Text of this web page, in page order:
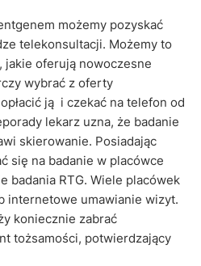
możemy pozyskać
telekonsultacji. Możemy to
jakie oferują nowoczesne
wybrać z oferty
ją i czekać na telefon od
lekarz uzna, że badanie
skierowanie. Posiadając
się na badanie w placówce
badania RTG. Wiele placówek
internetowe umawianie wizyt.
koniecznie zabrać
tożsamości, potwierdzający